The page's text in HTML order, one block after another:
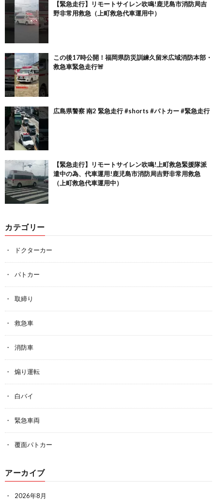
【緊急走行】リモートサイレン吹鳴!鹿児島市消防局吉
野非常用救急（上町救急代車運用中）
この後17時公開！福岡県防災訓練久留米広域消防本部・
救急車緊急走行🚨
広島県警察 南2 緊急走行 #shorts #パトカー #緊急走行
【緊急走行】リモートサイレン吹鳴!上町救急緊援隊派
遣中の為、代車運用!鹿児島市消防局吉野非常用救急
（上町救急代車運用中）
カテゴリー
ドクターカー
パトカー
取締り
救急車
消防車
煽り運転
白バイ
緊急車両
覆面パトカー
アーカイブ
2026年8月